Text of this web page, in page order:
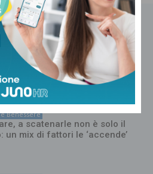
Benessere
record e rischi per la salute,
“Afa senza tregua, lo
termico non si recupera”
Benessere
a scatenarle non è solo il
un mix di fattori le ‘accende’